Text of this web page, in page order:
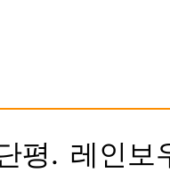
평. 레인보